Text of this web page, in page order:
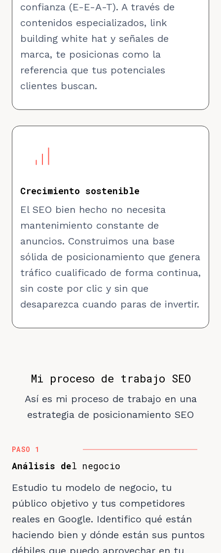
confianza (E-E-A-T). A través de
contenidos especializados, link
building white hat y señales de
marca, te posicionas como la
referencia que tus potenciales
clientes buscan.
Crecimiento sostenible
El SEO bien hecho no necesita
mantenimiento constante de
anuncios. Construimos una base
sólida de posicionamiento que genera
tráfico cualificado de forma continua,
sin coste por clic y sin que
desaparezca cuando paras de invertir.
Mi proceso de trabajo SEO
Así es mi proceso de trabajo en una
estrategia de posicionamiento SEO
PASO 1
Análisis del negocio
Estudio tu modelo de negocio, tu
público objetivo y tus competidores
reales en Google. Identifico qué están
haciendo bien y dónde están sus puntos
débiles que puedo aprovechar en tu